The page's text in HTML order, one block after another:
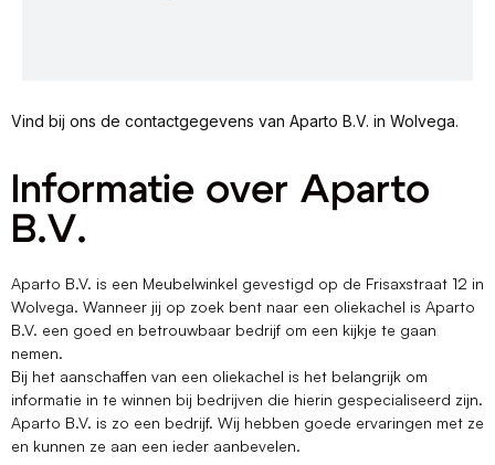
Vind bij ons de contactgegevens van Aparto B.V. in Wolvega.
Informatie over Aparto
B.V.
Aparto B.V. is een Meubelwinkel gevestigd op de Frisaxstraat 12 in
Wolvega. Wanneer jij op zoek bent naar een oliekachel is Aparto
B.V. een goed en betrouwbaar bedrijf om een kijkje te gaan
nemen.
Bij het aanschaffen van een oliekachel is het belangrijk om
informatie in te winnen bij bedrijven die hierin gespecialiseerd zijn.
Aparto B.V. is zo een bedrijf. Wij hebben goede ervaringen met ze
en kunnen ze aan een ieder aanbevelen.